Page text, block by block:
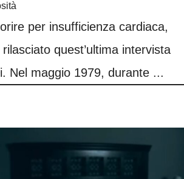
per insufficienza cardiaca,
quest’ultima intervista
Nel maggio 1979, durante ...